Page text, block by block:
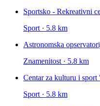
Sportsko - Rekreativni
Sport · 5.8 km
Astronomska
Znamenitost · 5.8 km
Centar za kulturu i sport
Sport · 5.8 km